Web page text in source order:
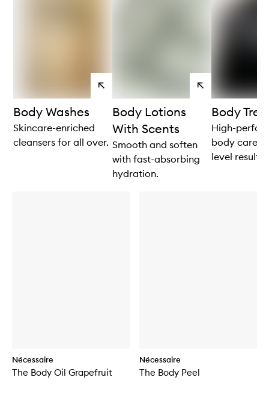
Nécessaire
The Body Oil Grapefruit
Nécessaire
The Body Peel
View
products
Body Washes
Skincare-enriched
cleansers for all over.
View
products
Body Lotions
With Scents
Smooth and soften
with fast-absorbing
hydration.
Body
High-
body care
level results.